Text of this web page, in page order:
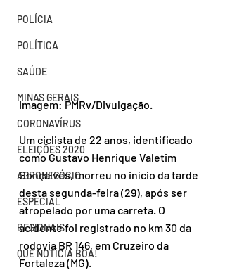
POLÍCIA
POLÍTICA
SAÚDE
MINAS GERAIS
CORONAVÍRUS
ELEIÇÕES 2020
AGRONEGÓCIO
ESPECIAL
REGIONAIS
QUE NOTÍCIA BOA!
Imagem: PMRv/Divulgação.
Um ciclista de 22 anos, identificado
como Gustavo Henrique Valetim
Gonçalves, morreu no início da tarde
desta segunda-feira (29), após ser
atropelado por uma carreta. O
acidente foi registrado no km 30 da
rodovia BR 146, em Cruzeiro da
Fortaleza (MG).